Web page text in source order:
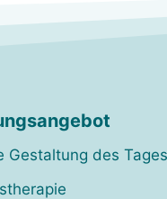
Gestaltung des